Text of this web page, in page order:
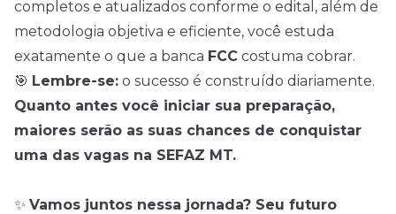
completos e atualizados conforme o edital, além de
metodologia objetiva e eficiente, você estuda
exatamente o que a banca FCC costuma cobrar.
🎯 Lembre-se: o sucesso é construído diariamente.
Quanto antes você iniciar sua preparação,
maiores serão as suas chances de conquistar
uma das vagas na SEFAZ MT.
✨ Vamos juntos nessa jornada? Seu futuro